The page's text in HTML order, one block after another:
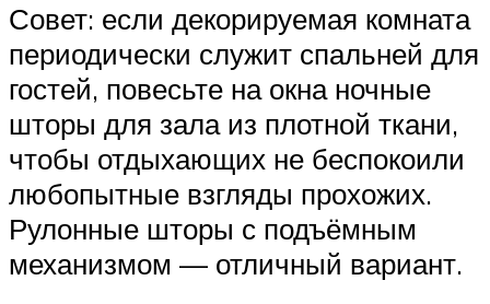
Совет: если декорируемая комната
периодически служит спальней для
гостей, повесьте на окна ночные
шторы для зала из плотной ткани,
чтобы отдыхающих не беспокоили
любопытные взгляды прохожих.
Рулонные шторы с подъёмным
механизмом — отличный вариант.